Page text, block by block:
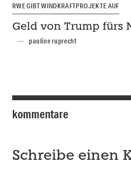
RWE GIBT WINDKRAFTPROJEKTE AUF
Geld von Trump fürs
pauline ruprecht
kommentare
Schreibe einen